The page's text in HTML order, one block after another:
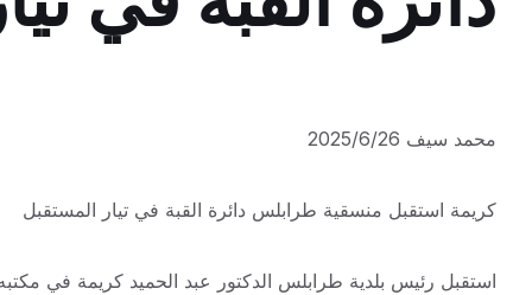
محمد سيف 2025/6/26
كريمة استقبل منسقية طرابلس دائرة القبة في تيار المستقبل
استقبل رئيس بلدية طرابلس الدكتور عبد الحميد كريمة في